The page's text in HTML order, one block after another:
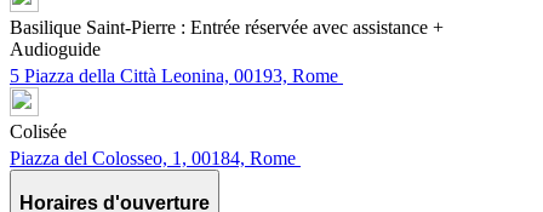
Basilique Saint-Pierre : Entrée réservée avec assistance +
Audioguide
5 Piazza della Città Leonina, 00193, Rome
Colisée
Piazza del Colosseo, 1, 00184, Rome
Horaires d'ouverture